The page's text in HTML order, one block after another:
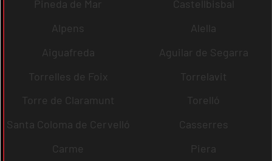
Pineda de Mar
Castellbisbal
Alpens
Alella
Aiguafreda
Aguilar de Segarra
Torrelles de Foix
Torrelavit
Torre de Claramunt
Torelló
Santa Coloma de Cervelló
Casserres
Carme
Piera